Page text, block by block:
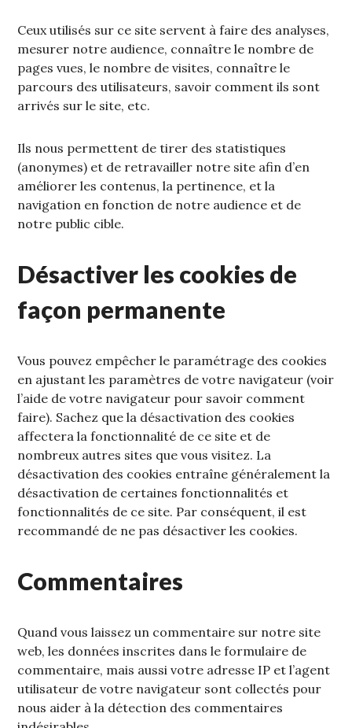
Ceux utilisés sur ce site servent à faire des analyses,
mesurer notre audience, connaître le nombre de
pages vues, le nombre de visites, connaître le
parcours des utilisateurs, savoir comment ils sont
arrivés sur le site, etc.
Ils nous permettent de tirer des statistiques
(anonymes) et de retravailler notre site afin d’en
améliorer les contenus, la pertinence, et la
navigation en fonction de notre audience et de
notre public cible.
Désactiver les cookies de
façon permanente
Vous pouvez empêcher le paramétrage des cookies
en ajustant les paramètres de votre navigateur (voir
l’aide de votre navigateur pour savoir comment
faire). Sachez que la désactivation des cookies
affectera la fonctionnalité de ce site et de
nombreux autres sites que vous visitez. La
désactivation des cookies entraîne généralement la
désactivation de certaines fonctionnalités et
fonctionnalités de ce site. Par conséquent, il est
recommandé de ne pas désactiver les cookies.
Commentaires
Quand vous laissez un commentaire sur notre site
web, les données inscrites dans le formulaire de
commentaire, mais aussi votre adresse IP et l’agent
utilisateur de votre navigateur sont collectés pour
nous aider à la détection des commentaires